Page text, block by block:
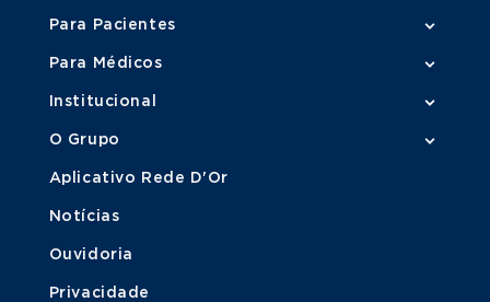
Para Pacientes
Para Médicos
Institucional
O Grupo
Aplicativo Rede D'Or
Notícias
Ouvidoria
Privacidade